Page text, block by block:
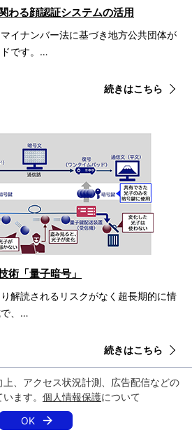
、アクセス状況計測、広告配信などの
ます。 個人情報保護について
OK
イナンバー法に基づき地方公共団体が
です。…
続きはこちら
わる顔認証システムの活用
解読されるリスクがなく超長期的に情
で、…
続きはこちら
術「量子暗号」